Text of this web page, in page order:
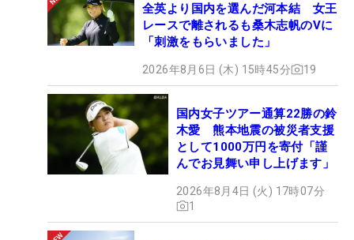
全英より国内を選んだ河本結 女王
レースで離されるも桑木志帆のVに
「刺激をもらいました」
2026年8月6日 (木) 15時45分 19
国内女子ツアー通算22勝の鈴
木愛 熊本地震の被災者支援
として1000万円を寄付「謹
んでお見舞い申し上げます」
2026年8月4日 (火) 17時07分
1